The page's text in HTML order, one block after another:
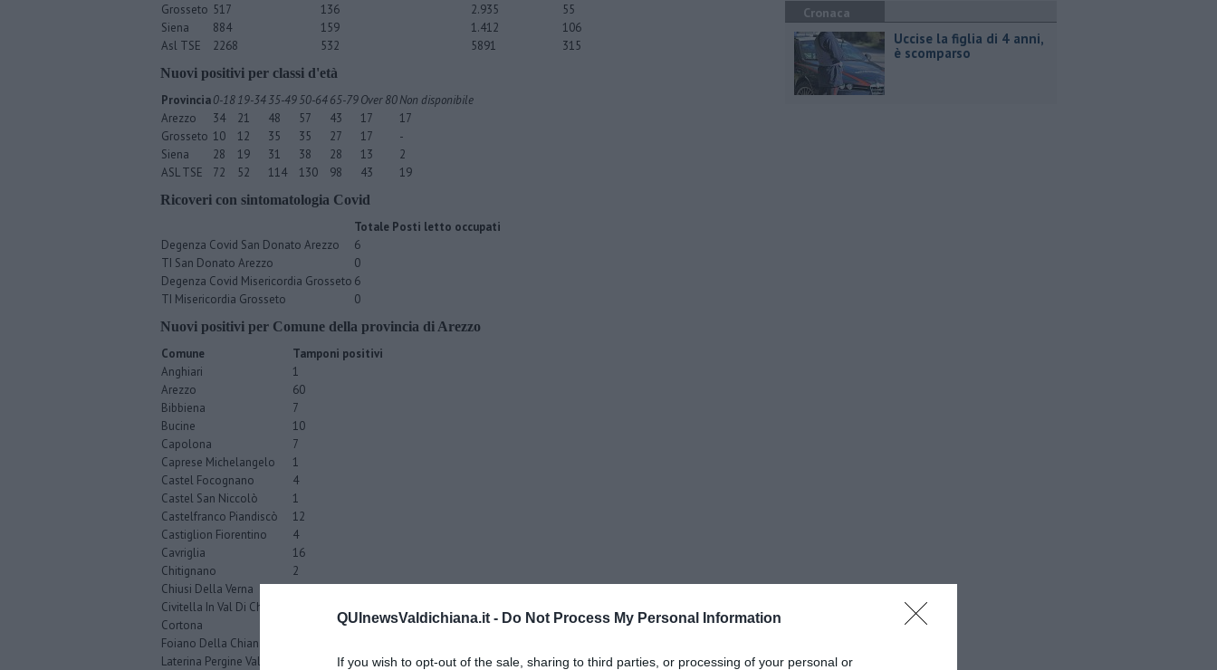
QUInewsValdichiana.it - Do Not Process My Personal Information
If you wish to opt-out of the sale, sharing to third parties, or processing of your personal or
Grosseto 517 136 2.935
55
Siena
884 159 1.412
106
Asl TSE
2268 532 5891
315
Nuovi positivi per classi d'età
Provincia0-1819-3435-4950-6465-79Over 80Non disponibile
Arezzo
34 21 48 57 43 17
17
Grosseto 10 12 35 35 27 17
-
Siena
28 19 31 38 28 13
2
ASL TSE
72 52 114 130 98 43
19
Ricoveri con sintomatologia Covid
Totale Posti letto occupati
Degenza Covid San Donato Arezzo
6
TI San Donato Arezzo
0
Degenza Covid Misericordia Grosseto 6
TI Misericordia Grosseto
0
Nuovi positivi per Comune della provincia di Arezzo
Comune
Tamponi positivi
Anghiari
1
Arezzo
60
Bibbiena
7
Bucine
10
Capolona
7
Caprese Michelangelo
1
Castel Focognano
4
Castel San Niccolò
1
Castelfranco Piandiscò
12
Castiglion Fiorentino
4
Cavriglia
16
Chitignano
2
Chiusi Della Verna
1
Civitella In Val Di Chiana
Cortona
Foiano Della Chiana
Laterina Pergine Valdarno
Cronaca
Uccise la figlia di 4 anni,
è scomparso